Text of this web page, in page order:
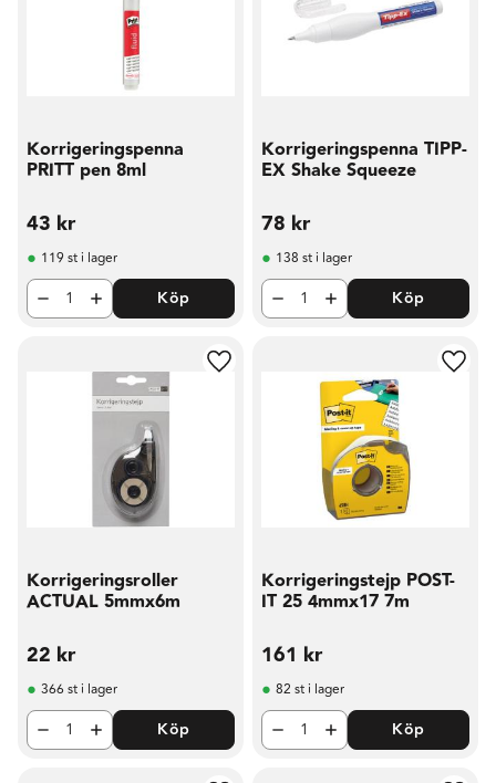
Korrigeringspenna
PRITT pen 8ml
43 kr
119 st i lager
Köp
Korrigeringspenna TIPP-
EX Shake Squeeze
78 kr
138 st i lager
Köp
Korrigeringsroller
ACTUAL 5mmx6m
22 kr
Lägg till i favoriter
366 st i lager
Köp
Korrigeringstejp POST-
IT 25 4mmx17 7m
161 kr
82 st i lager
Köp